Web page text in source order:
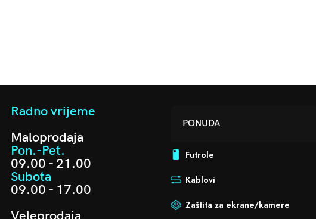
Radno vrijeme
Maloprodaja
Pon.-Pet.
09.00 - 21.00
Subota
09.00 - 17.00
PONUDA
Futrole
Kablovi
Zaštita za ekrane/kamere